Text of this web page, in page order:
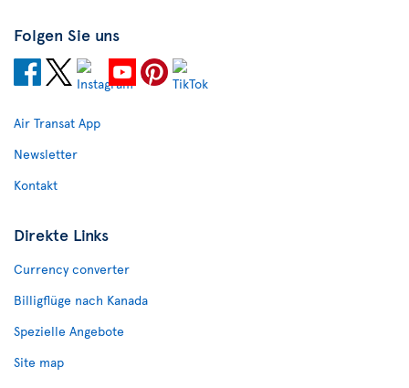
Folgen Sie uns
Air Transat App
Newsletter
Kontakt
Direkte Links
Currency converter
Billigflüge nach Kanada
Spezielle Angebote
Site map